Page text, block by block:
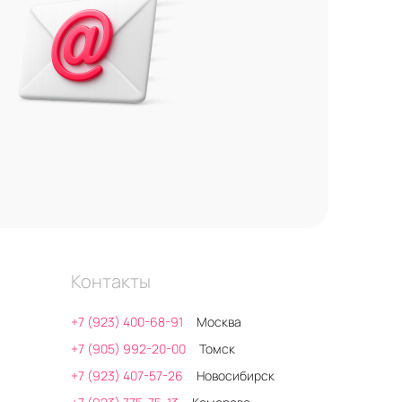
Контакты
+7 (923) 400-68-91
Москва
+7 (905) 992-20-00
Томск
+7 (923) 407-57-26
Новосибирск